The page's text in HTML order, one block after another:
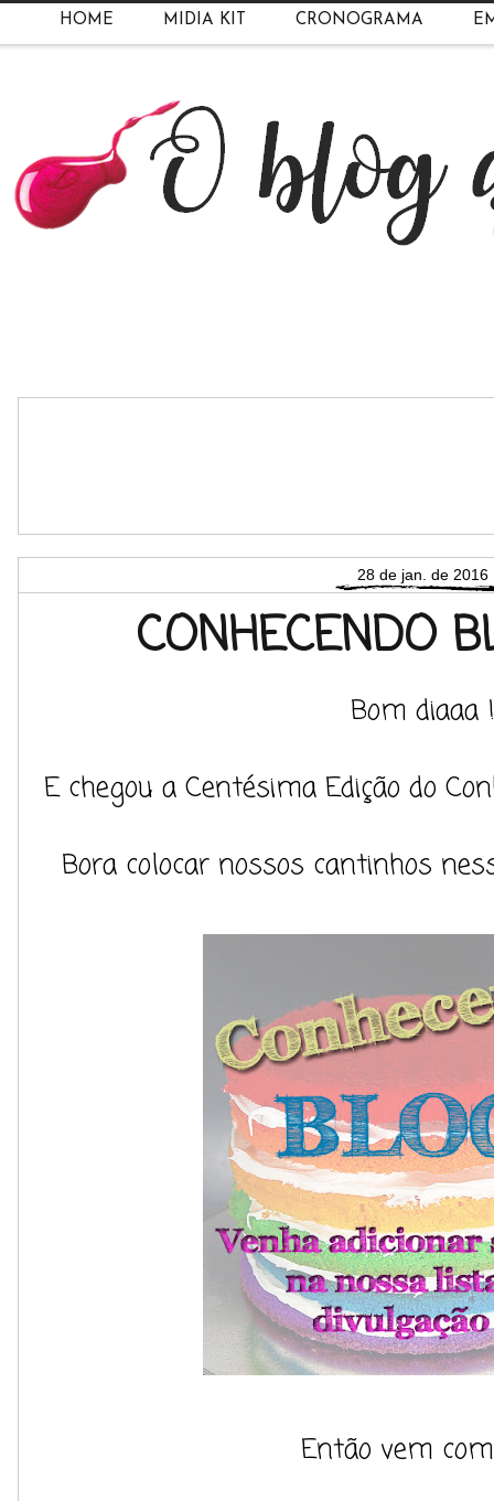
HOME MIDIA KIT CRONOGRAMA
28 de jan. de 2016
CONHECENDO
Bom diaaa !
E chegou a Centésima Edição do
Bora colocar nossos cantinhos
Então vem